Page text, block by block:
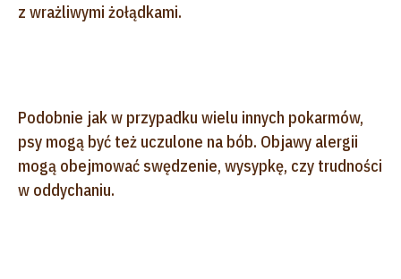
z wrażliwymi żołądkami.
Podobnie jak w przypadku wielu innych pokarmów,
psy mogą być też uczulone na bób. Objawy alergii
mogą obejmować swędzenie, wysypkę, czy trudności
w oddychaniu.